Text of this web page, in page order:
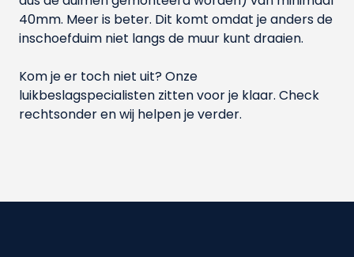
40mm. Meer is beter. Dit komt omdat je anders de
inschoefduim niet langs de muur kunt draaien.
Kom je er toch niet uit? Onze
luikbeslagspecialisten zitten voor je klaar. Check
rechtsonder en wij helpen je verder.